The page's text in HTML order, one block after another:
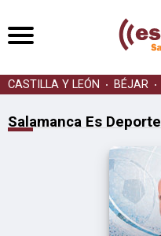
CASTILLA Y LEÓN BÉJAR
Salamanca Es Deporte